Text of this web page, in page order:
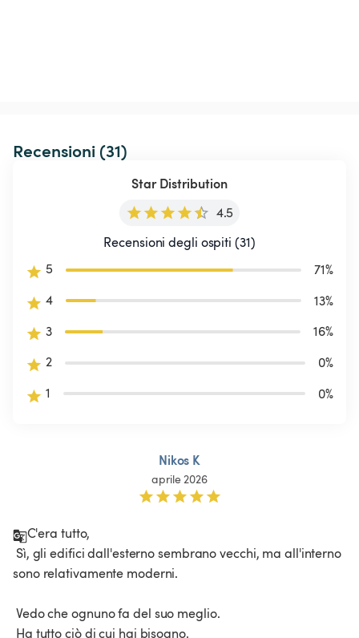
Recensioni (31)
Star Distribution
4.5
Recensioni degli ospiti (31)
5
71%
4
13%
3
16%
2
0%
1
0%
Nikos K
aprile 2026
C'era tutto,
sono relativamente moderni.